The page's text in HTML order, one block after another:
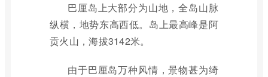
巴厘岛上大部分为山地，全岛山脉
纵横，地势东高西低。岛上最高峰是阿
贡火山，海拔3142米。
由于巴厘岛万种风情，景物甚为绮